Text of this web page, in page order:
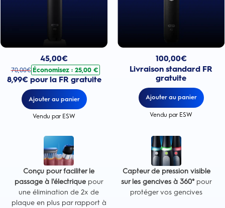
45,00€
70,00€ Économisez : 25,00 €
8,99€ pour la FR gratuite
Ajouter au panier
Vendu par ESW
100,00€
Livraison standard FR
gratuite
Ajouter au panier
Vendu par ESW
Conçu pour faciliter le
passage à l'électriquepour
une élimination de 2x de
plaque en plus par rapport à
Capteur de pression visible
sur les gencives à 360°pour
protéger vos gencives